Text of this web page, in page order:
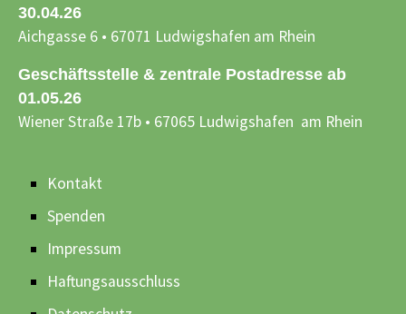
30.04.26
Aichgasse 6 • 67071 Ludwigshafen am Rhein
Geschäftsstelle & zentrale Postadresse ab
01.05.26
Wiener Straße 17b • 67065 Ludwigshafen am Rhein
Kontakt
Spenden
Impressum
Haftungsausschluss